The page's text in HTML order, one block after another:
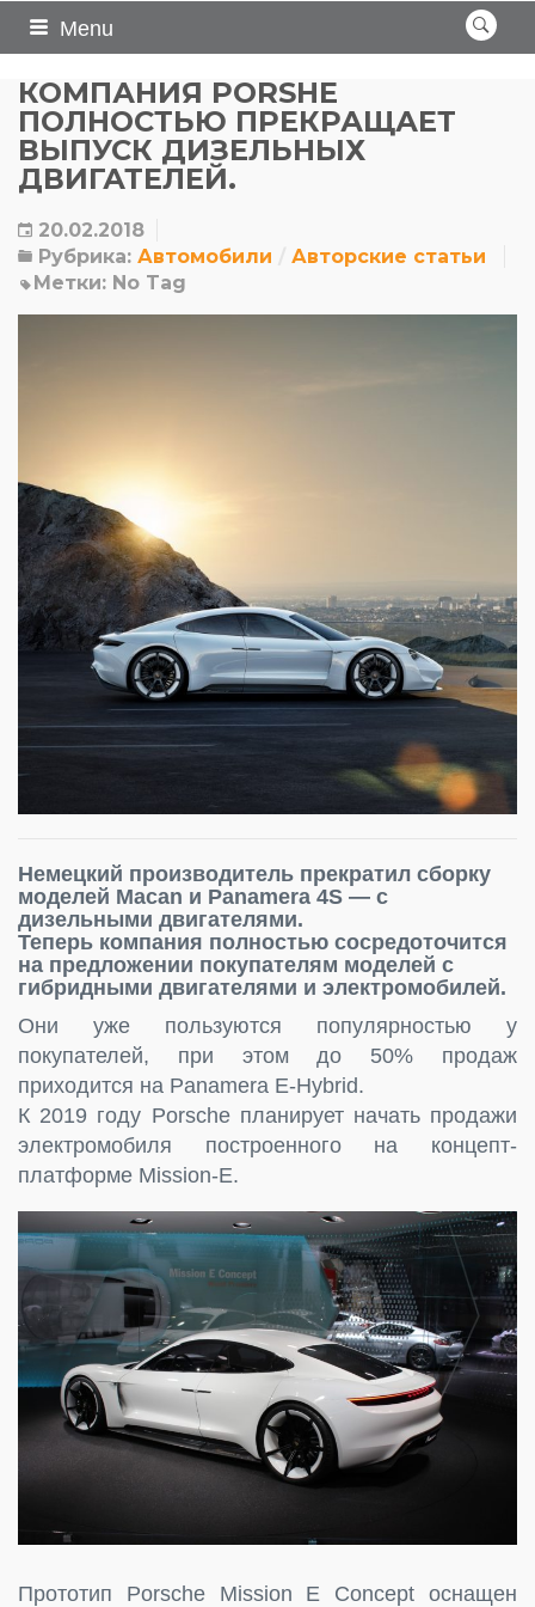
Menu
КОМПАНИЯ PORSHE
ПОЛНОСТЬЮ ПРЕКРАЩАЕТ
ВЫПУСК ДИЗЕЛЬНЫХ
ДВИГАТЕЛЕЙ.
20.02.2018
Рубрика: Автомобили
Авторские статьи
Метки: No Tag
Немецкий производитель прекратил сборку
моделей Macan и Panamera 4S — с
дизельными двигателями.
Теперь компания полностью сосредоточится
на предложении покупателям моделей с
гибридными двигателями и электромобилей.
Они уже пользуются популярностью у
покупателей, при этом до 50% продаж
приходится на Panamera E-Hybrid.
К 2019 году Porsche планирует начать продажи
электромобиля построенного на концепт-
платформе Mission-E.
Прототип Porsche Mission E Concept оснащен